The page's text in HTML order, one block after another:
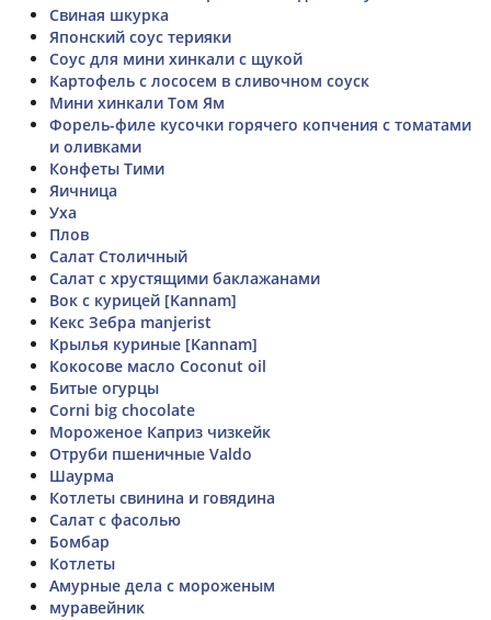
Свиная шкурка
Японский соус терияки
Соус для мини хинкали с щукой
Картофель с лососем в сливочном соуск
Мини хинкали Том Ям
Форель-филе кусочки горячего копчения с томатами
и оливками
Конфеты Тими
Яичница
Уха
Плов
Салат Столичный
Салат с хрустящими баклажанами
Вок с курицей [Kannam]
Кекс Зебра manjerist
Крылья куриные [Kannam]
Кокосове масло Coconut oil
Битые огурцы
Corni big chocolate
Мороженое Каприз чизкейк
Отруби пшеничные Valdo
Шаурма
Котлеты свинина и говядина
Салат с фасолью
Бомбар
Котлеты
Амурные дела с мороженым
муравейник